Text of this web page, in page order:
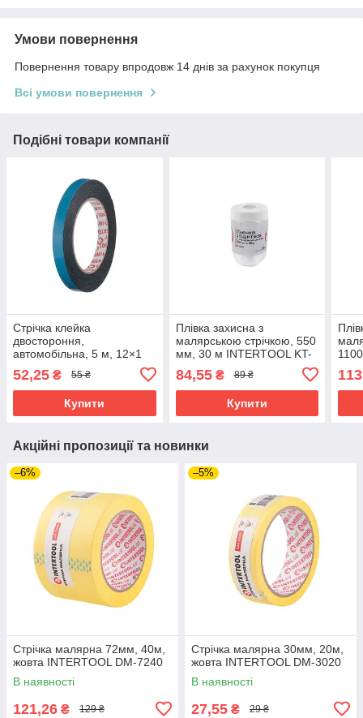
Умови повернення
Повернення товару впродовж 14 днів за рахунок покупця
Всі умови повернення
Подібні товари компанії
Стрічка клейка
двостороння,
автомобільна, 5 м, 12×1
поліетилен INTERTOOL
KT-0811
52,25 ₴ 55 ₴
Купити
Плівка захисна з
малярською стрічкою, 550
мм, 30 м INTERTOOL KT-
84,55₴ 89 ₴
Купити
Акційні пропозиції та новинки
–6%
Стрічка малярна 72мм, 40м,
жовта INTERTOOL DM-7240
В наявності
121,26 ₴ 129 ₴
–5%
Стрічка малярна 30мм, 20м,
жовта INTERTOOL DM-3020
В наявності
27,55 ₴ 29 ₴